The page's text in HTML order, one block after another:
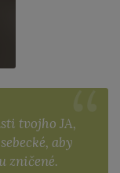
tvojho JA,
aby
zničené.